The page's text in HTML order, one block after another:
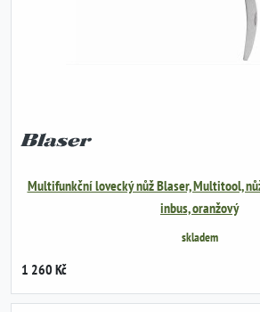
Multifunkční lovecký nůž Blaser, Multitool,
inbus, oranžový
skladem
1 260 Kč